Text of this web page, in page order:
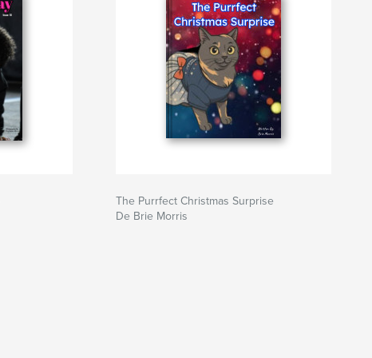
The Purrfect Christmas Surprise
De Brie Morris